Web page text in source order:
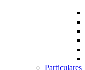
Particulares